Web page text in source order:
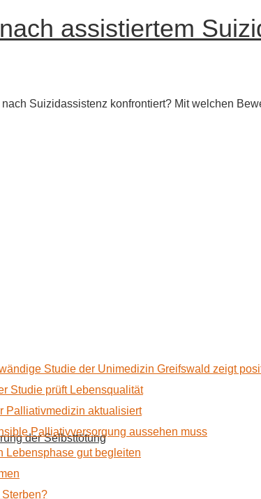
der Selbsttötung
assistiertem
Suizidassistenz konfrontiert? Mit welchen
Studie der Unimedizin Greifswald zeigt
Studie prüft Lebensqualität
Palliativmedizin aktualisiert
Palliativversorgung aussehen muss
Lebensphase gut begleiten